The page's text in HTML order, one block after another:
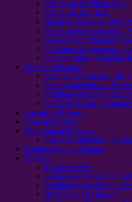
Pilates mit der Pilatesrolle
Pilates mit dem Ball
Rücken – Workout, für
Pilates im Wohnzimmer –
Yogalates zur Stärkung
Gleichgewichtstraining –
Unterarmstütz – Planking
Körper in Balance
Leichter Abnehmen – die
Schnell abnehmen –
Frühlingszeit ist
Gesünder Essen – 3
Energie in Balance
Seele in Balance
Wachstum in Balance
Pilates Ausbildung –
Nachhaltigkeit in Balance
Termine
Trainingszeiten
Ernährungs-Workshop:
Ernährungs-Workshop:
Bodywork for Dancers